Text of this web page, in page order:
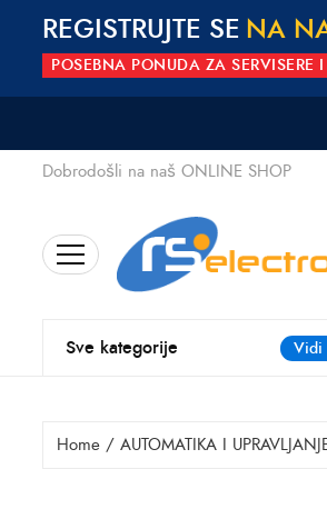
REGISTRUJTE SE NA N
POSEBNA PONUDA ZA SERVISERE I
Dobrodošli na naš ONLINE SHOP
Sve kategorije Vidi
Home / AUTOMATIKA I